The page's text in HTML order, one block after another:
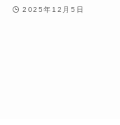
2025年12月5日